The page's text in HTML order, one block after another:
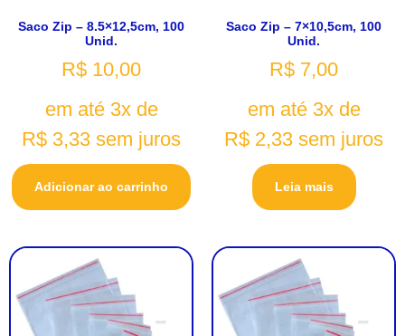
Saco Zip – 8.5×12,5cm, 100
Unid.
R$ 10,00
em até 3x de
R$ 3,33 sem juros
Adicionar ao carrinho
Saco Zip – 7×10,5cm, 100
Unid.
R$ 7,00
em até 3x de
R$ 2,33 sem juros
Leia mais